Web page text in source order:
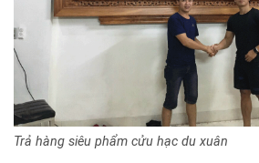
Trả hàng siêu phẩm cửu hạc du xuân